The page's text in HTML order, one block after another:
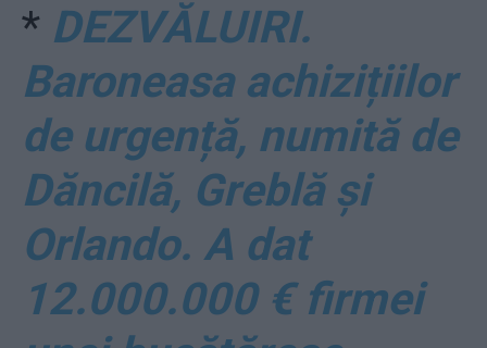
* DEZVĂLUIRI.
Baroneasa achizițiilor
de urgență, numită de
Dăncilă, Greblă și
Orlando. A dat
12.000.000 € firmei